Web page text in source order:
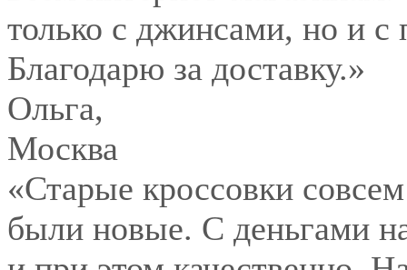
только с джинсами, но и с
Благодарю за доставку.»
Ольга,
Москва
«Старые кроссовки
были новые. С деньгами